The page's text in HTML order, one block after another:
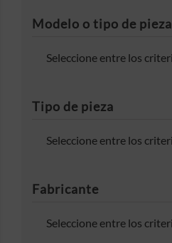
Modelo o tipo de pieza
Tipo de pieza
Fabricante